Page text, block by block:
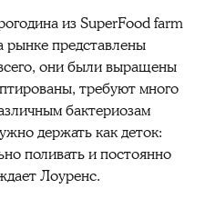
из SuperFood farm
рынке представлены
они были выращены
требуют много
бактериозам
держать как деток:
поливать и постоянно
Лоуренс.